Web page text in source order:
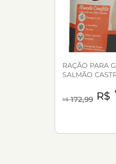
RAÇÃO PARA
SALMÃO
R$172,99 R$